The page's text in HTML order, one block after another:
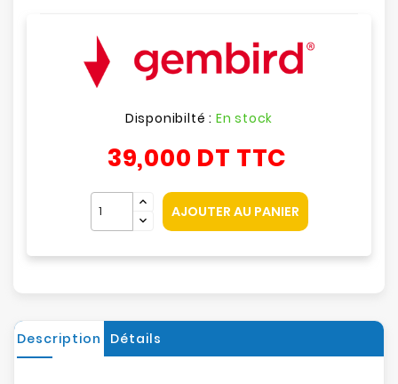
Disponibilté : En stock
39,000 DT TTC
AJOUTER AU PANIER
Description Détails